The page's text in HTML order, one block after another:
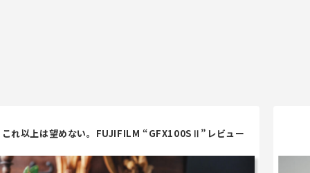
これ以上は望めない。FUJIFILM “GFX100SⅡ”レビュー